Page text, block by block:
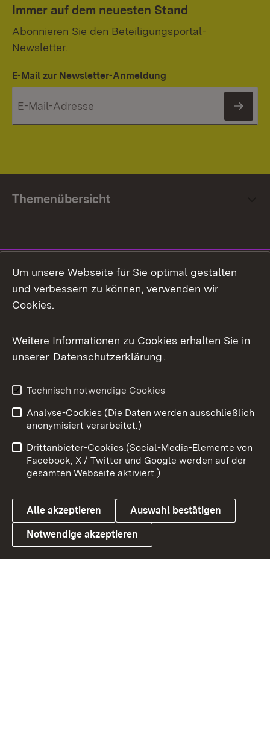
Immer auf dem neuesten Stand
Abonnieren Sie den Beteiligungsportal-
Newsletter.
E-Mail zur Newsletter-Anmeldung
Themenübersicht
Facebook
X / Twitter
Youtube
Link zum Landesportal
Impressum
Kontakt
Barrierefreiheit
Datenschutz
Cookies
Um unsere Webseite für Sie optimal gestalten
und verbessern zu können, verwenden wir
Cookies.
Weitere Informationen zu Cookies erhalten Sie in
unserer Datenschutzerklärung.
Technisch notwendige Cookies
Analyse-Cookies (Die Daten werden ausschließlich
anonymisiert verarbeitet.)
Drittanbieter-Cookies (Social-Media-Elemente von
Facebook, X / Twitter und Google werden auf der
gesamten Webseite aktiviert.)
Alle akzeptieren Auswahl bestätigen
Notwendige akzeptieren